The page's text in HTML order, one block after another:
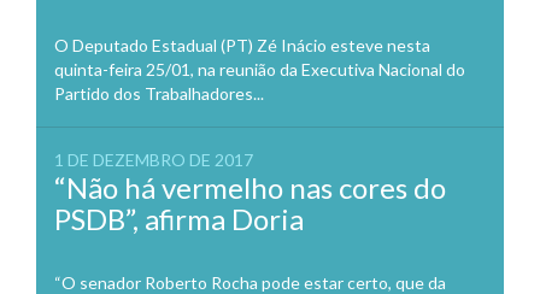
O Deputado Estadual (PT) Zé Inácio esteve nesta
quinta-feira 25/01, na reunião da Executiva Nacional do
Partido dos Trabalhadores...
1 DE DEZEMBRO DE 2017
“Não há vermelho nas cores do
PSDB”, afirma Doria
“O senador Roberto Rocha pode estar certo, que da